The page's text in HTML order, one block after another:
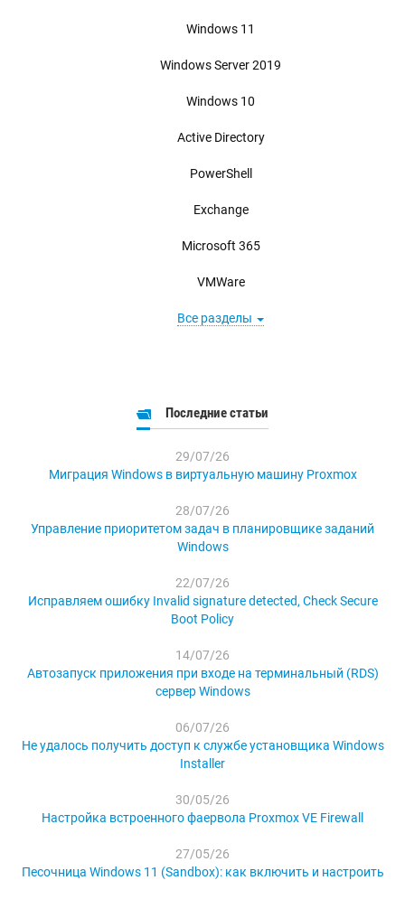
Windows 11
Windows Server 2019
Windows 10
Active Directory
PowerShell
Exchange
Microsoft 365
VMWare
Все разделы
Последние статьи
29/07/26
Миграция Windows в виртуальную машину Proxmox
28/07/26
Управление приоритетом задач в планировщике заданий
Windows
22/07/26
Исправляем ошибку Invalid signature detected, Check Secure
Boot Policy
14/07/26
Автозапуск приложения при входе на терминальный (RDS)
сервер Windows
06/07/26
Не удалось получить доступ к службе установщика Windows
Installer
30/05/26
Настройка встроенного фаервола Proxmox VE Firewall
27/05/26
Песочница Windows 11 (Sandbox): как включить и настроить